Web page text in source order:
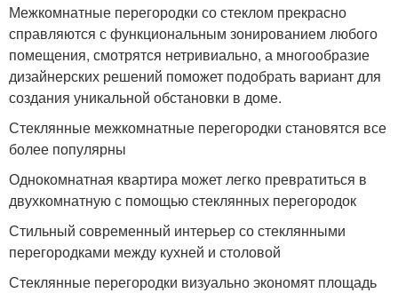
Межкомнатные перегородки со стеклом прекрасно
справляются с функциональным зонированием любого
помещения, смотрятся нетривиально, а многообразие
дизайнерских решений поможет подобрать вариант для
создания уникальной обстановки в доме.
Стеклянные межкомнатные перегородки становятся все
более популярны
Однокомнатная квартира может легко превратиться в
двухкомнатную с помощью стеклянных перегородок
Стильный современный интерьер со стеклянными
перегородками между кухней и столовой
Стеклянные перегородки визуально экономят площадь